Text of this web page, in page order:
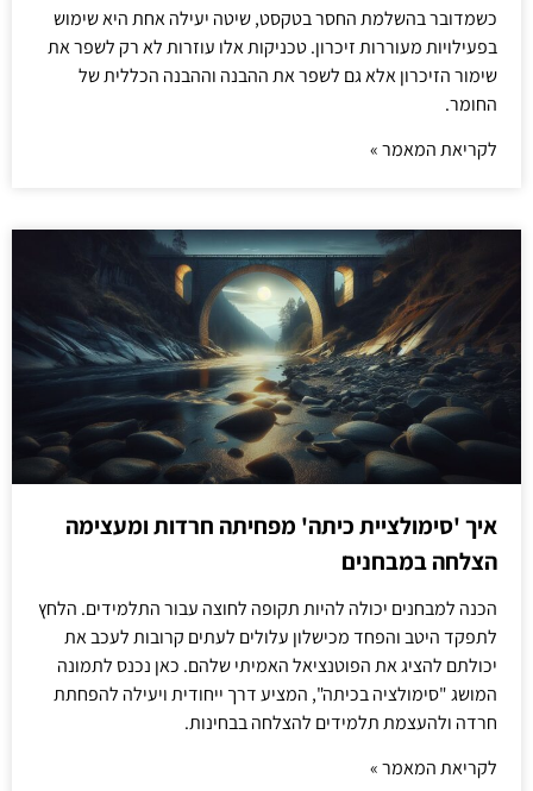
כשמדובר בהשלמת החסר בטקסט, שיטה יעילה אחת היא שימוש
בפעילויות מעוררות זיכרון. טכניקות אלו עוזרות לא רק לשפר את
שימור הזיכרון אלא גם לשפר את ההבנה וההבנה הכללית של
החומר.
לקריאת המאמר »
איך 'סימולציית כיתה' מפחיתה חרדות ומעצימה
הצלחה במבחנים
הכנה למבחנים יכולה להיות תקופה לחוצה עבור התלמידים. הלחץ
לתפקד היטב והפחד מכישלון עלולים לעתים קרובות לעכב את
יכולתם להציג את הפוטנציאל האמיתי שלהם. כאן נכנס לתמונה
המושג "סימולציה בכיתה", המציע דרך ייחודית ויעילה להפחתת
חרדה ולהעצמת תלמידים להצלחה בבחינות.
לקריאת המאמר »